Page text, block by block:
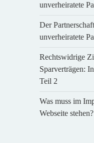
unverheiratete
Der
unverheiratete
Rechtswidrige
Sparverträgen:
Teil 2
Was muss im
Webseite stehen?